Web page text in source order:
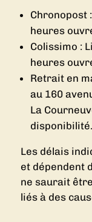
Chronopost
heures
Colissimo :
heures
Retrait en
au 160
La
disponibilité.
Les délais
et dépendent
ne saurait
liés à des